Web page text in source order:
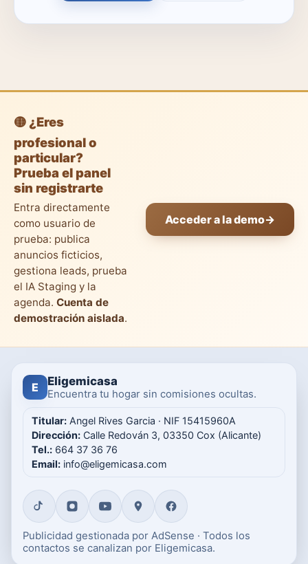
🟡 ¿Eres
profesional o
particular?
Prueba el panel
sin registrarte
Entra directamente
como usuario de
prueba: publica
anuncios ficticios,
gestiona leads, prueba
el IA Staging y la
agenda. Cuenta de
demostración aislada.
Acceder a la demo→
E Eligemicasa
Encuentra tu hogar sin comisiones ocultas.
Titular: Angel Rives Garcia · NIF 15415960A
Dirección: Calle Redován 3, 03350 Cox (Alicante)
Tel.: 664 37 36 76
Email: info@eligemicasa.com
Publicidad gestionada por AdSense · Todos los
contactos se canalizan por Eligemicasa.